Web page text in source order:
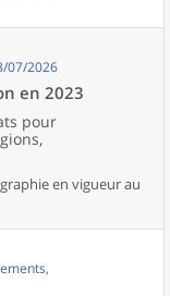
07/2026
en 2023
pour
en vigueur au